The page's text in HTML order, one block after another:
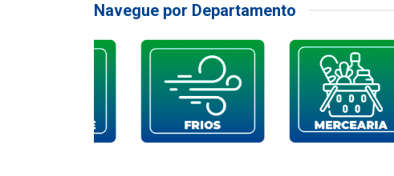
Navegue por Departamento